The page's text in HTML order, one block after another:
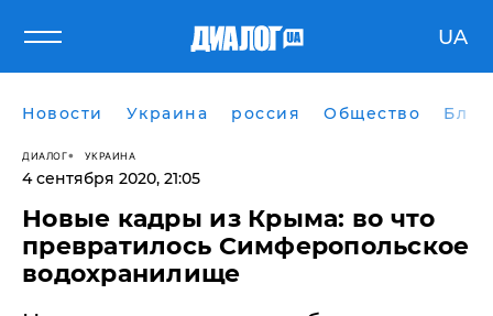
UA
Новости Украина россия Общество
ДИАЛОГ УКРАИНА
4 сентября 2020, 21:05
Новые кадры из Крыма: во что
превратилось Симферопольское
водохранилище